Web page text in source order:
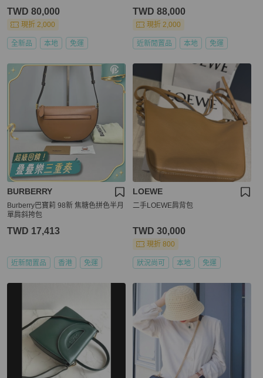
TWD 80,000
現折 2,000
全新品 本地 免運
TWD 88,000
現折 2,000
近新閒置品 本地 免運
BURBERRY
Burberry巴寶莉 98新 焦糖色拼色半月
單肩斜挎包
TWD 17,413
近新閒置品 香港 免運
LOEWE
二手LOEWE肩背包
TWD 30,000
現折 800
狀況尚可 本地 免運